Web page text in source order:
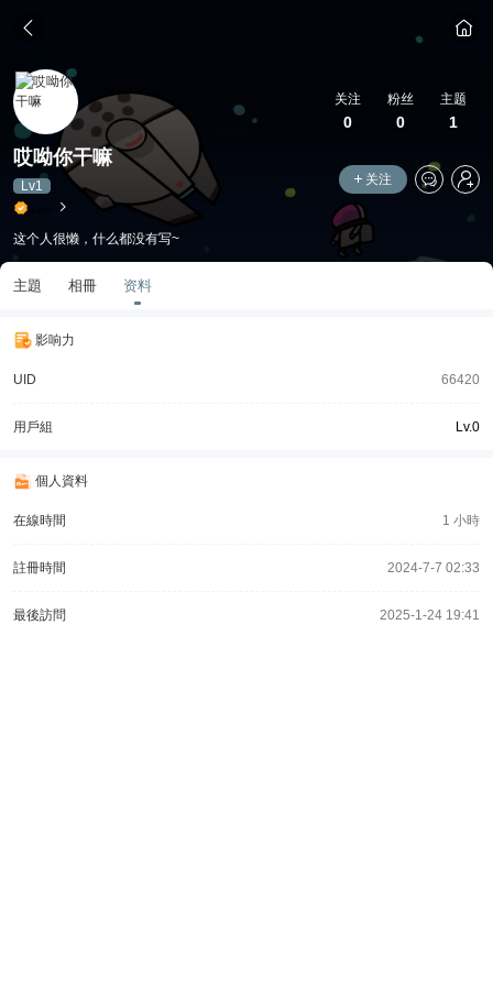
关注
0
粉丝
0
主题
1
哎呦你干嘛
Lv1 关注
这个人很懒，什么都没有写~
主題 相冊 资料
影响力
UID 66420
用戶組 Lv.0
個人資料
在線時間 1 小時
註冊時間 2024-7-7 02:33
最後訪問 2025-1-24 19:41